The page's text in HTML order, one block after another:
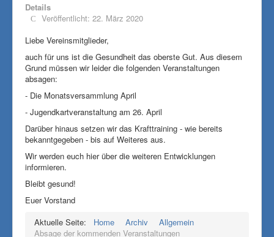
Details
Veröffentlicht: 22. März 2020
Liebe Vereinsmitglieder,
auch für uns ist die Gesundheit das oberste Gut. Aus diesem
Grund müssen wir leider die folgenden Veranstaltungen
absagen:
- Die Monatsversammlung April
- Jugendkartveranstaltung am 26. April
Darüber hinaus setzen wir das Krafttraining - wie bereits
bekanntgegeben - bis auf Weiteres aus.
Wir werden euch hier über die weiteren Entwicklungen
informieren.
Bleibt gesund!
Euer Vorstand
Aktuelle Seite:
Home Archiv
Allgemein
Absage der kommenden Veranstaltungen